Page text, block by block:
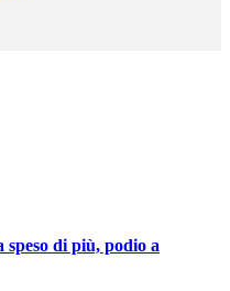
di più, podio a